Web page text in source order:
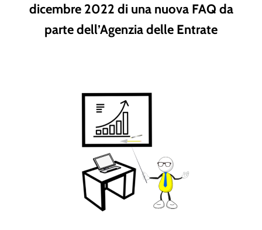
dicembre 2022 di una nuova FAQ da
parte dell’Agenzia delle Entrate